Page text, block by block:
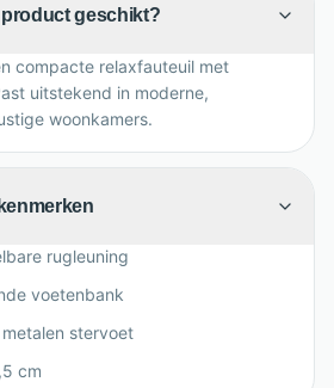
geschikt?
compacte relaxfauteuil met
uitstekend in moderne,
woonkamers.
rugleuning
voetenbank
stervoet
cm